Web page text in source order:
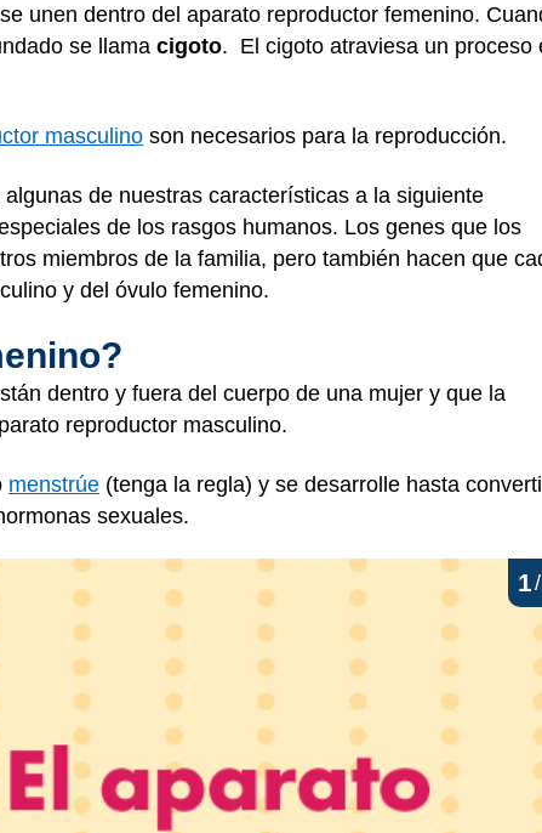
unen dentro del aparato reproductor femenino.
se llama cigoto. El cigoto atraviesa un proceso
masculino son necesarios para la reproducción.
de nuestras características a la siguiente
de los rasgos humanos. Los genes que los
miembros de la familia, pero también hacen que
y del óvulo femenino.
dentro y fuera del cuerpo de una mujer y que la
reproductor masculino.
menstrúe (tenga la regla) y se desarrolle hasta
sexuales.
1/